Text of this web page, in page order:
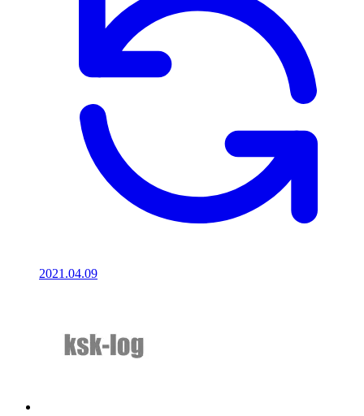
2021.04.09